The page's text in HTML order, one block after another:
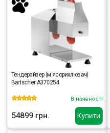
Купити
Тендерайзер (м'ясорихлювач)
Bartscher A370254
В наявності
54899 грн.